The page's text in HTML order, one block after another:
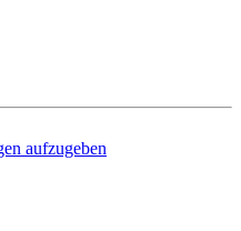
aufzugeben